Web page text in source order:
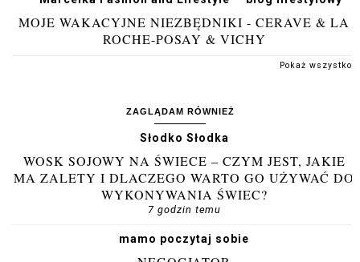
MOJE WAKACYJNE NIEZBĘDNIKI - CERAVE & LA
ROCHE-POSAY & VICHY
Pokaż wszystko
ZAGLĄDAM RÓWNIEŻ
Słodko Słodka
WOSK SOJOWY NA ŚWIECE – CZYM JEST, JAKIE
MA ZALETY I DLACZEGO WARTO GO UŻYWAĆ DO
WYKONYWANIA ŚWIEC?
7 godzin temu
mamo poczytaj sobie